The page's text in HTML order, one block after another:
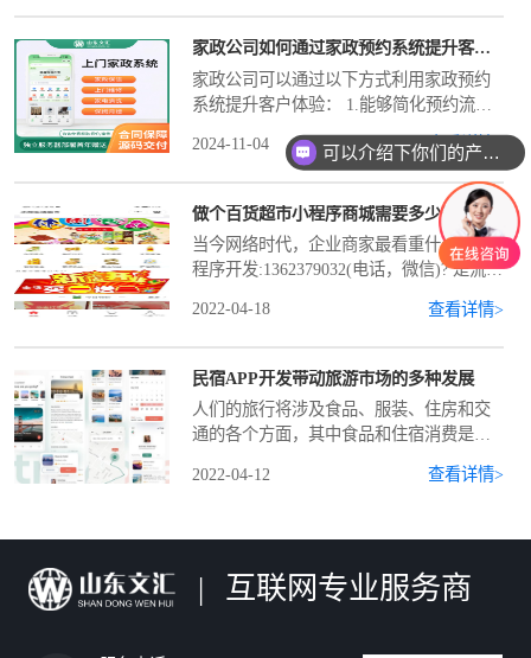
品，通过线上商城可以接触到大城市的消
费者。增加销售通
家政公司如何通过家政预约系统提升客户体验？
家政公司可以通过以下方式利用家政预约
系统提升客户体验： 1.能够简化预约流
和时间，不用再打电话或线下沟通，用手
机或电脑就能随时预约。2.可以提供个性
化服务。系统根据
2024-11-04 查看详情>
做个百货超市小程序商城需要多少钱
当今网络时代，企业商家最看重什么？小
程序开发:1362379032(电话，微信)? 是流
流量，即现有的微信流量入口，你会发现
在微信复杂的生态系统中，流量入口、聊
天顶级小程序入口、附近小程序、搜索、
群、支持二维码识别、支持会员卡优惠
券、桌面添加小程序等。商城功能：小程
序实现了微信内部电子商务的闭环交易，
2022-04-18 查看详情>
民宿APP开发带动旅游市场的多种发展
人们的旅行将涉及食品、服装、住房和交
通的各个方面，其中食品和住宿消费是最
更加多样化，如B&B、公寓和客栈，现在
务？消费服务多样化首先，旅游市场新的
住宿服务模式，如B&B和公寓，为旅游市
2022-04-12 查看详情>
| 互联网专业服务商
可以介绍下你们的产品么